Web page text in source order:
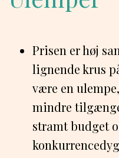
Prisen er høj
lignende krus
være en
mindre
stramt budget